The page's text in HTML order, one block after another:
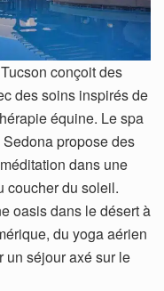
conçoit des
des soins inspirés de
équine. Le spa
propose des
dans une
coucher du soleil.
oasis dans le désert à
du yoga aérien
un séjour axé sur le